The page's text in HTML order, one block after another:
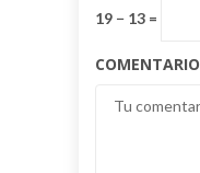
19 − 13 =
COMENTARIO